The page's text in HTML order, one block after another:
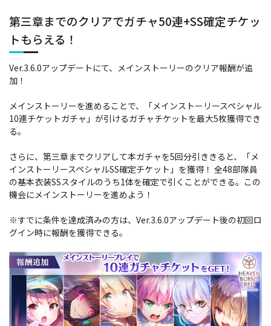
第三章までのクリアでガチャ50連+SS確定チケッ
トもらえる！
Ver.3.6.0アップデートにて、メインストーリーのクリア報酬が追
加！
メインストーリーを進めることで、「メインストーリースペシャル
10連チケットガチャ」が引けるガチャチケットを最大5枚獲得でき
る。
さらに、第三章までクリアして本ガチャを5回分引ききると、「メ
インストーリースペシャルSS確定チケット」を獲得！ 全48部隊員
の基本衣装SSスタイルのうち1体を確定で引くことができる。この
機会にメインストーリーを進めよう！
※すでに条件を達成済みの方は、Ver.3.6.0アップデート後の初回ロ
グイン時に報酬を獲得できる。